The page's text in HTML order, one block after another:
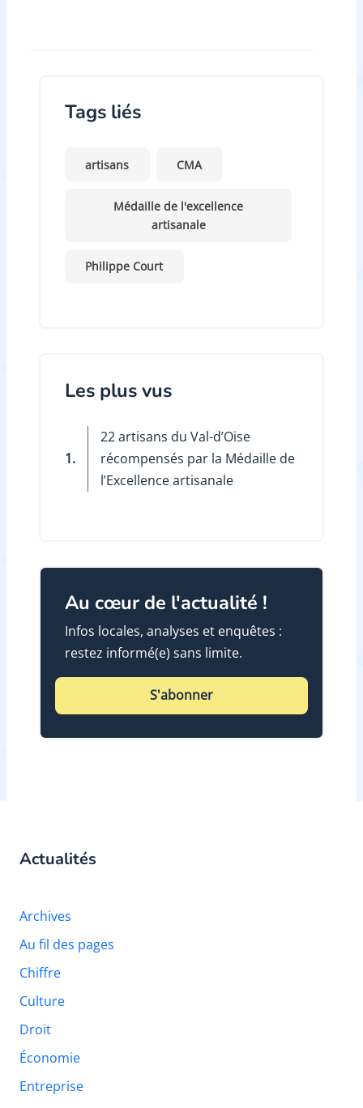
Tags liés
artisans CMA
Médaille de l'excellence
artisanale
Philippe Court
Les plus vus
1.
22 artisans du Val-d’Oise
récompensés par la Médaille de
l’Excellence artisanale
Au cœur de l'actualité !
Infos locales, analyses et enquêtes :
restez informé(e) sans limite.
S'abonner
Actualités
Archives
Au fil des pages
Chiffre
Culture
Droit
Économie
Entreprise